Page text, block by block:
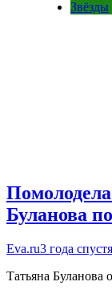
Звёзды
Буланова
Eva.ru3 года спустя
Татьяна Буланова